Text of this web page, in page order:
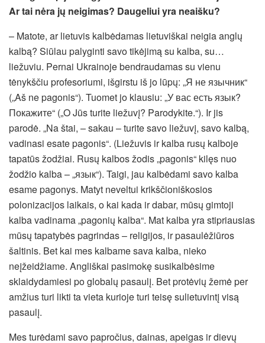
Ar tai nėra jų neigimas? Daugeliui yra neaišku?
– Matote, ar lietuvis kalbėdamas lietuviškai neigia anglų
kalbą? Siūlau palyginti savo tikėjimą su kalba, su…
liežuviu. Pernai Ukrainoje bendraudamas su vienu
tėnykščiu profesoriumi, išgirstu iš jo lūpų: „Я не язычник“
(„Aš ne pagonis“). Tuomet jo klausiu: „У вас есть язык?
Покажите“ („O Jūs turite liežuvį? Parodykite.“). Ir jis
parodė. „Na štai, – sakau – turite savo liežuvį, savo kalbą,
vadinasi esate pagonis“. (Liežuvis ir kalba rusų kalboje
tapatūs žodžiai. Rusų kalbos žodis „pagonis“ kilęs nuo
žodžio kalba – „язык“). Taigi, jau kalbėdami savo kalba
esame pagonys. Matyt neveltui krikščioniškosios
polonizacijos laikais, o kai kada ir dabar, mūsų gimtoji
kalba vadinama „pagonių kalba“. Mat kalba yra stipriausias
mūsų tapatybės pagrindas – religijos, ir pasaulėžiūros
šaltinis. Bet kai mes kalbame sava kalba, nieko
neįžeidžiame. Angliškai pasimokę susikalbėsime
sklaidydamiesi po globalų pasaulį. Bet protėvių žemė per
amžius turi likti ta vieta kurioje turi teisę sulietuvintį visą
pasaulį.
Mes turėdami savo papročius, dainas, apeigas ir dievų